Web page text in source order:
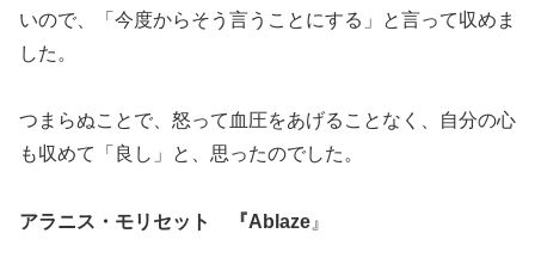
いので、「今度からそう言うことにする」と言って収めま
した。
つまらぬことで、怒って血圧をあげることなく、自分の心
も収めて「良し」と、思ったのでした。
アラニス・モリセット 『Ablaze 』